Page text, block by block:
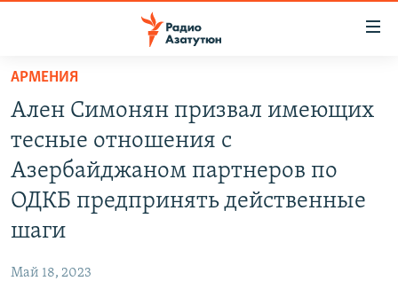
Перейти
основному
содержанию
Перейти
основной
навигации
ПОЛИТИКА
ОБЩЕСТВО
ЭКОНОМИКА
АРМЕНИЯ
Ален Симонян призвал имеющих
тесные отношения с
Азербайджаном партнеров по
ОДКБ предпринять действенные
шаги
Май 18, 2023